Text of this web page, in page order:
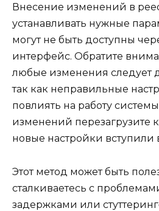
Внесение изменений в
устанавливать нужные
могут не быть доступны
интерфейс. Обратите
любые изменения следует
так как неправильные
повлиять на работу
изменений перезагрузите
новые настройки вступили
Этот метод может быть
сталкиваетесь с
задержками или